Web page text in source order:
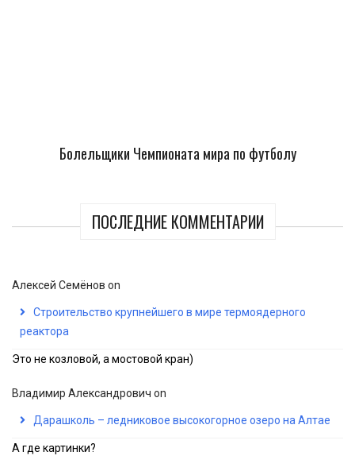
Болельщики Чемпионата мира по футболу
ПОСЛЕДНИЕ КОММЕНТАРИИ
Алексей Семёнов on
Строительство крупнейшего в мире термоядерного
реактора
Это не козловой, а мостовой кран)
Владимир Александрович on
Дарашколь – ледниковое высокогорное озеро на Алтае
А где картинки?